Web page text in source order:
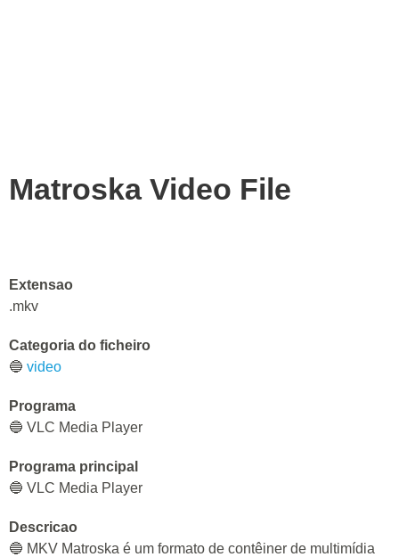
Matroska Video File
Extensao
.mkv
Categoria do ficheiro
🔵 video
Programa
🔵 VLC Media Player
Programa principal
🔵 VLC Media Player
Descricao
🔵 MKV Matroska é um formato de contêiner de multimídia